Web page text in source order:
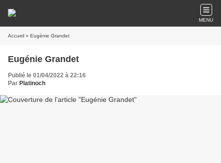
MENU
Accueil » Eugénie Grandet
Eugénie Grandet
Publié le 01/04/2022 à 22:16
Par Platinoch